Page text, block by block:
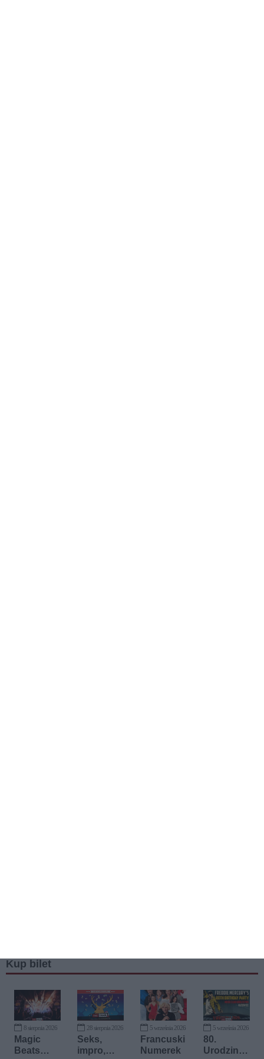
Kup bilet
8 sierpnia 2026
Magic
Beats
28 sierpnia 2026
Seks,
impro,
5 września 2026
Francuski
Numerek
5 września 2026
80.
Urodziny